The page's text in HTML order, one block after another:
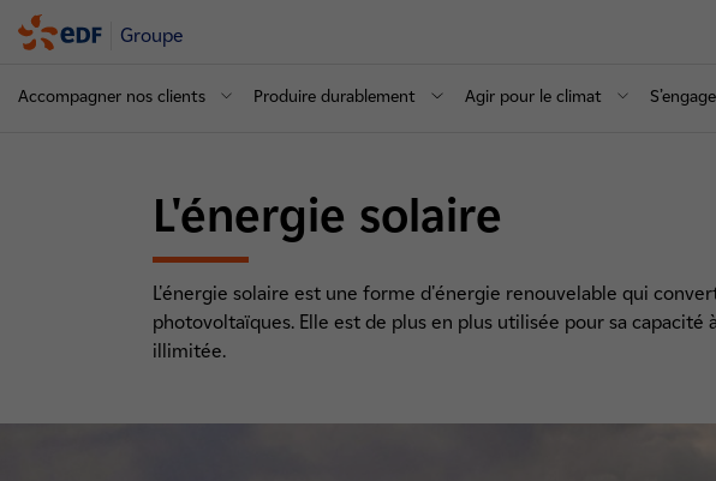
Groupe
Accompagner nos clients Produire durablement Agir pour le climat
L'énergie solaire
L'énergie solaire est une forme d'énergie renouvelable qui
photovoltaïques. Elle est de plus en plus utilisée pour sa
illimitée.